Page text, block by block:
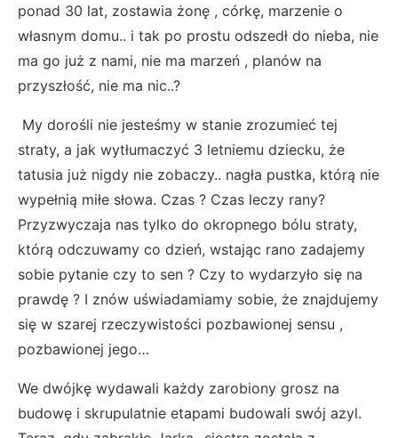
ponad 30 lat, zostawia żonę , córkę, marzenie o
własnym domu.. i tak po prostu odszedł do nieba, nie
ma go już z nami, nie ma marzeń , planów na
przyszłość, nie ma nic..?
My dorośli nie jesteśmy w stanie zrozumieć tej
straty, a jak wytłumaczyć 3 letniemu dziecku, że
tatusia już nigdy nie zobaczy.. nagła pustka, którą nie
wypełnią miłe słowa. Czas ? Czas leczy rany?
Przyzwyczaja nas tylko do okropnego bólu straty,
którą odczuwamy co dzień, wstając rano zadajemy
sobie pytanie czy to sen ? Czy to wydarzyło się na
prawdę ? I znów uświadamiamy sobie, że znajdujemy
się w szarej rzeczywistości pozbawionej sensu ,
pozbawionej jego…
We dwójkę wydawali każdy zarobiony grosz na
budowę i skrupulatnie etapami budowali swój azyl.